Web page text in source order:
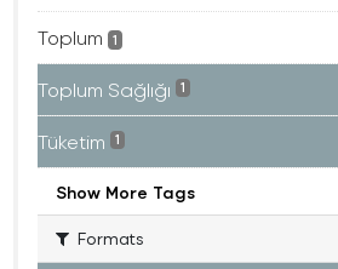
Toplum 1
Toplum Sağlığı 1
Tüketim 1
Show More Tags
Formats